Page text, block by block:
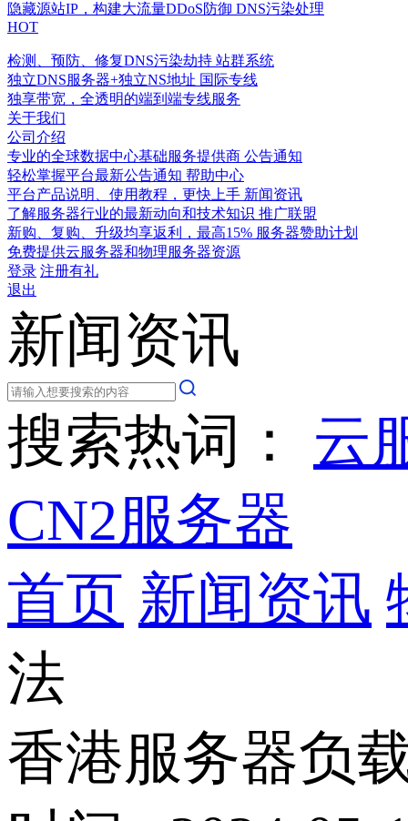
隐藏源站IP，构建大流量DDoS防御 DNS污染处理
HOT
检测、预防、修复DNS污染劫持 站群系统
独立DNS服务器+独立NS地址 国际专线
独享带宽，全透明的端到端专线服务
关于我们
公司介绍
专业的全球数据中心基础服务提供商 公告通知
轻松掌握平台最新公告通知 帮助中心
平台产品说明、使用教程，更快上手 新闻资讯
了解服务器行业的最新动向和技术知识 推广联盟
新购、复购、升级均享返利，最高15% 服务器赞助计划
免费提供云服务器和物理服务器资源
登录 注册有礼
退出
新闻资讯
搜索热词： 云
CN2服务器
首页 新闻资讯
法
香港服务器负